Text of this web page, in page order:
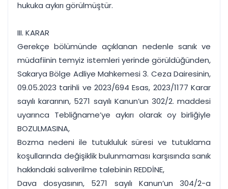
hukuka aykırı görülmüştür.
III. KARAR
Gerekçe bölümünde açıklanan nedenle sanık ve
müdafiinin temyiz istemleri yerinde görüldüğünden,
Sakarya Bölge Adliye Mahkemesi 3. Ceza Dairesinin,
09.05.2023 tarihli ve 2023/694 Esas, 2023/1177 Karar
sayılı kararının, 5271 sayılı Kanun’un 302/2. maddesi
uyarınca Tebliğname’ye aykırı olarak oy birliğiyle
BOZULMASINA,
Bozma nedeni ile tutukluluk süresi ve tutuklama
koşullarında değişiklik bulunmaması karşısında sanık
hakkındaki salıverilme talebinin REDDİNE,
Dava dosyasının, 5271 sayılı Kanun’un 304/2-a